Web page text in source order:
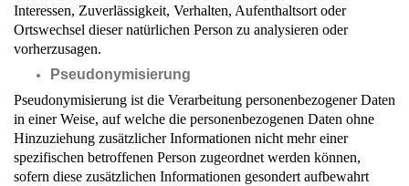
Interessen, Zuverlässigkeit, Verhalten, Aufenthaltsort oder
Ortswechsel dieser natürlichen Person zu analysieren oder
vorherzusagen.
Pseudonymisierung
Pseudonymisierung ist die Verarbeitung personenbezogener Daten
in einer Weise, auf welche die personenbezogenen Daten ohne
Hinzuziehung zusätzlicher Informationen nicht mehr einer
spezifischen betroffenen Person zugeordnet werden können,
sofern diese zusätzlichen Informationen gesondert aufbewahrt